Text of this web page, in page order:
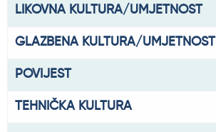
LIKOVNA KULTURA/UMJETNOST
GLAZBENA KULTURA/UMJETNOST
POVIJEST
TEHNIČKA KULTURA